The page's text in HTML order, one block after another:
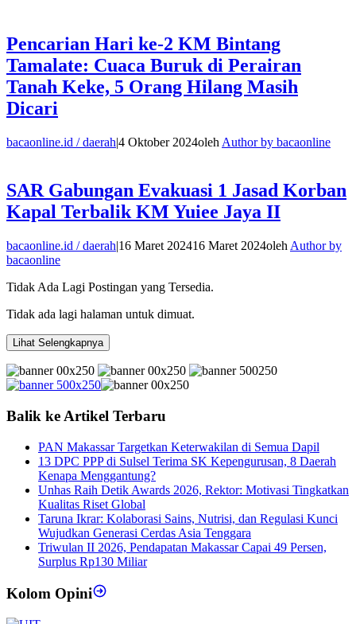
Pencarian Hari ke-2 KM Bintang
Tamalate: Cuaca Buruk di Perairan
Tanah Keke, 5 Orang Hilang Masih
Dicari
bacaonline.id / daerah|4 Oktober 2024oleh Author by bacaonline
SAR Gabungan Evakuasi 1 Jasad Korban
Kapal Terbalik KM Yuiee Jaya II
bacaonline.id / daerah|16 Maret 202416 Maret 2024oleh Author by
bacaonline
Tidak Ada Lagi Postingan yang Tersedia.
Tidak ada lagi halaman untuk dimuat.
Lihat Selengkapnya
Balik ke Artikel Terbaru
PAN Makassar Targetkan Keterwakilan di Semua Dapil
13 DPC PPP di Sulsel Terima SK Kepengurusan, 8 Daerah
Kenapa Menggantung?
Unhas Raih Detik Awards 2026, Rektor: Motivasi Tingkatkan
Kualitas Riset Global
Taruna Ikrar: Kolaborasi Sains, Nutrisi, dan Regulasi Kunci
Wujudkan Generasi Cerdas Asia Tenggara
Triwulan II 2026, Pendapatan Makassar Capai 49 Persen,
Surplus Rp130 Miliar
Kolom Opini